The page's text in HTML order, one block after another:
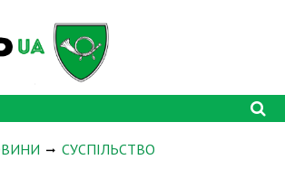
СУСПІЛЬСТВО